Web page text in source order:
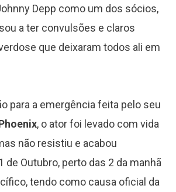
Depp como um dos sócios,
a ter convulsões e claros
que deixaram todos ali em
para a emergência feita pelo seu
, o ator foi levado com vida
não resistiu e acabou
de Outubro, perto das 2 da manhã
tendo como causa oficial da